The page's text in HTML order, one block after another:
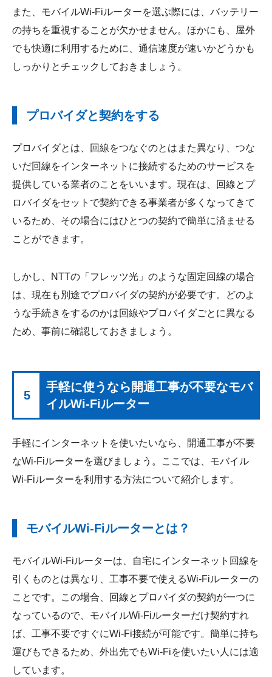
また、モバイルWi-Fiルーターを選ぶ際には、バッテリー
の持ちを重視することが欠かせません。ほかにも、屋外
でも快適に利用するために、通信速度が速いかどうかも
しっかりとチェックしておきましょう。
プロバイダと契約をする
プロバイダとは、回線をつなぐのとはまた異なり、つな
いだ回線をインターネットに接続するためのサービスを
提供している業者のことをいいます。現在は、回線とプ
ロバイダをセットで契約できる事業者が多くなってきて
いるため、その場合にはひとつの契約で簡単に済ませる
ことができます。
しかし、NTTの「フレッツ光」のような固定回線の場合
は、現在も別途でプロバイダの契約が必要です。どのよ
うな手続きをするのかは回線やプロバイダごとに異なる
ため、事前に確認しておきましょう。
5
手軽に使うなら開通工事が不要なモバ
イルWi-Fiルーター
手軽にインターネットを使いたいなら、開通工事が不要
なWi-Fiルーターを選びましょう。ここでは、モバイル
Wi-Fiルーターを利用する方法について紹介します。
モバイルWi-Fiルーターとは？
モバイルWi-Fiルーターは、自宅にインターネット回線を
引くものとは異なり、工事不要で使えるWi-Fiルーターの
ことです。この場合、回線とプロバイダの契約が一つに
なっているので、モバイルWi-Fiルーターだけ契約すれ
ば、工事不要ですぐにWi-Fi接続が可能です。簡単に持ち
運びもできるため、外出先でもWi-Fiを使いたい人には適
しています。